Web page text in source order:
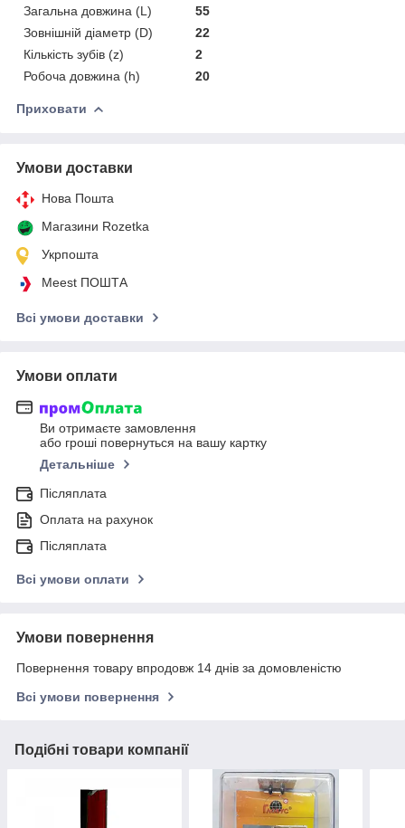
Загальна довжина (L)
55
Зовнішній діаметр (D)
22
Кількість зубів (z)
2
Робоча довжина (h)
20
Приховати
Умови доставки
Нова Пошта
Магазини Rozetka
Укрпошта
Meest ПОШТА
Всі умови доставки
Умови оплати
Ви отримаєте замовлення
або гроші повернуться на вашу картку
Детальніше
Післяплата
Оплата на рахунок
Післяплата
Всі умови оплати
Умови повернення
Повернення товару впродовж 14 днів за домовленістю
Всі умови повернення
Подібні товари компанії